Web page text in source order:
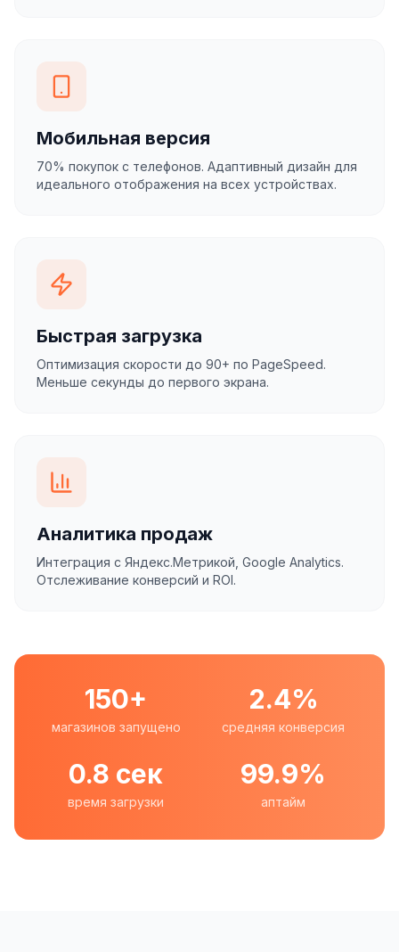
Мобильная версия
70% покупок с телефонов. Адаптивный дизайн для
идеального отображения на всех устройствах.
Быстрая загрузка
Оптимизация скорости до 90+ по PageSpeed.
Меньше секунды до первого экрана.
Аналитика продаж
Интеграция с Яндекс.Метрикой, Google Analytics.
Отслеживание конверсий и ROI.
150+
магазинов запущено
2.4%
средняя конверсия
0.8 сек
время загрузки
99.9%
аптайм